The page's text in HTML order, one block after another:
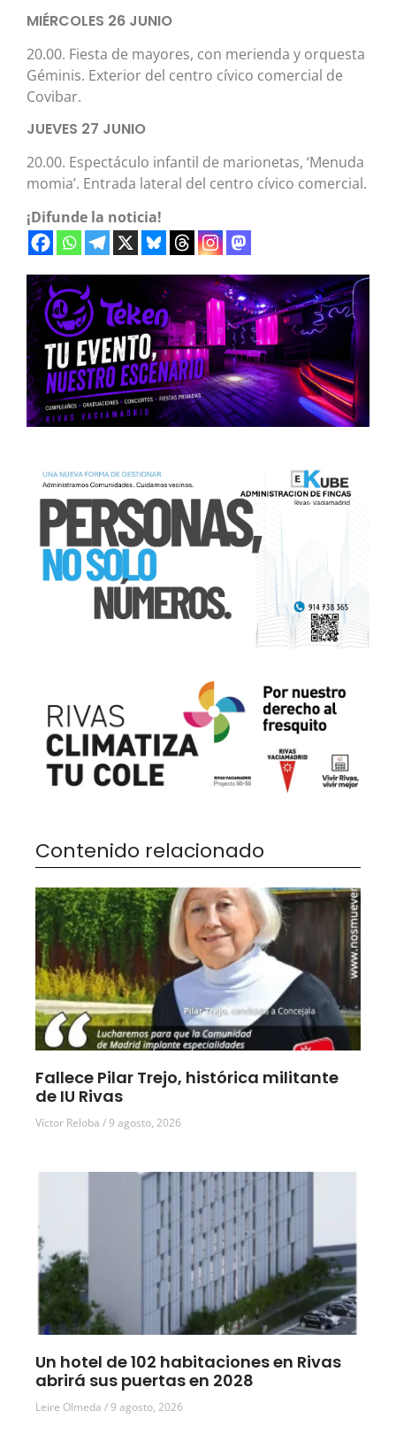
MIÉRCOLES 26 JUNIO
20.00. Fiesta de mayores, con merienda y orquesta
Géminis. Exterior del centro cívico comercial de
Covibar.
JUEVES 27 JUNIO
20.00. Espectáculo infantil de marionetas, ‘Menuda
momia’. Entrada lateral del centro cívico comercial.
¡Difunde la noticia!
Contenido relacionado
Fallece Pilar Trejo, histórica militante
de IU Rivas
Víctor Reloba 9 agosto, 2026
Un hotel de 102 habitaciones en Rivas
abrirá sus puertas en 2028
Leire Olmeda 9 agosto, 2026